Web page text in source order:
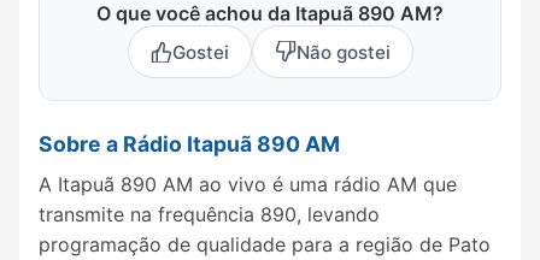
O que você achou da Itapuã 890 AM?
Gostei Não gostei
Sobre a Rádio Itapuã 890 AM
A Itapuã 890 AM ao vivo é uma rádio AM que
transmite na frequência 890, levando
programação de qualidade para a região de Pato